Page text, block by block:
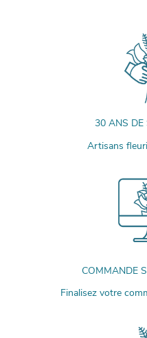
30 ANS
Artisans
COMMANDE
Finalisez votre